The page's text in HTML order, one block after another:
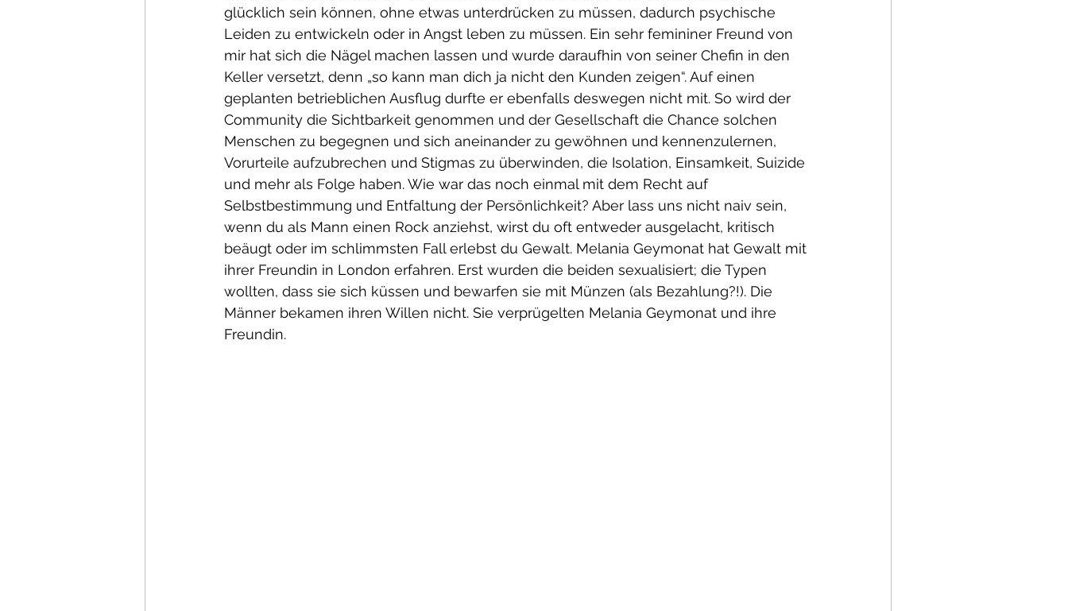
glücklich sein können, ohne etwas unterdrücken zu müssen, dadurch psychische
Leiden zu entwickeln oder in Angst leben zu müssen. Ein sehr femininer Freund von
mir hat sich die Nägel machen lassen und wurde daraufhin von seiner Chefin in den
Keller versetzt, denn „so kann man dich ja nicht den Kunden zeigen“. Auf einen
geplanten betrieblichen Ausflug durfte er ebenfalls deswegen nicht mit. So wird der
Community die Sichtbarkeit genommen und der Gesellschaft die Chance solchen
Menschen zu begegnen und sich aneinander zu gewöhnen und kennenzulernen,
Vorurteile aufzubrechen und Stigmas zu überwinden, die Isolation, Einsamkeit, Suizide
und mehr als Folge haben. Wie war das noch einmal mit dem Recht auf
Selbstbestimmung und Entfaltung der Persönlichkeit? Aber lass uns nicht naiv sein,
wenn du als Mann einen Rock anziehst, wirst du oft entweder ausgelacht, kritisch
beäugt oder im schlimmsten Fall erlebst du Gewalt. Melania Geymonat hat Gewalt mit
ihrer Freundin in London erfahren. Erst wurden die beiden sexualisiert; die Typen
wollten, dass sie sich küssen und bewarfen sie mit Münzen (als Bezahlung?!). Die
Männer bekamen ihren Willen nicht. Sie verprügelten Melania Geymonat und ihre
Freundin.